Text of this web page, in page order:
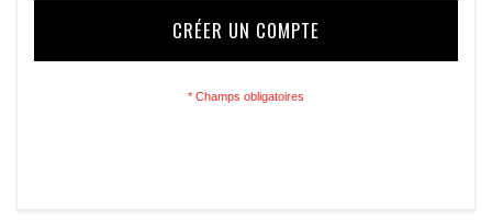
CRÉER UN COMPTE